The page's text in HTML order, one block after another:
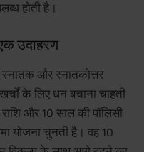
होती है।
उदाहरण
और स्नातकोत्तर
के लिए धन बचाना चाहती
और 10 साल की पॉलिसी
योजना चुनती है। वह 10